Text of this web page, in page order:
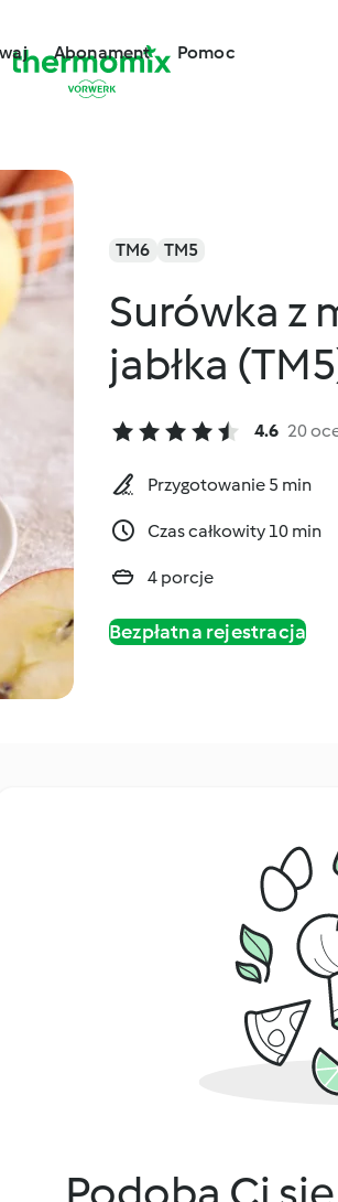
Abonament Pomoc
TM6 TM5
Surówka z
jabłka
4.6 20
Przygotowanie 5 min
Czas całkowity 10 min
4 porcje
Bezpłatna rejestracja